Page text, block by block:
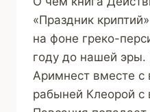
«Праздник
на фоне греко-
году до нашей эры.
Аримнест вместе с
рабыней Клеорой с